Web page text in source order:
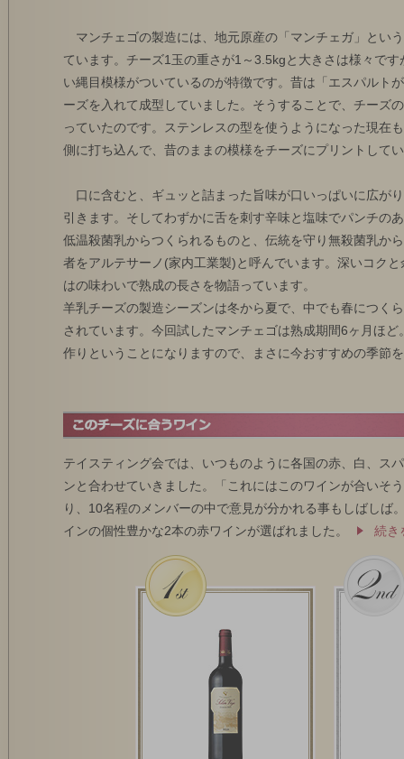
マンチェゴの製造には、地元原産の「マンチェガ」とい
ています。チーズ1玉の重さが1～3.5kgと大きさは様々で
い縄目模様がついているのが特徴です。昔は「エスパルト
ーズを入れて成型していました。そうすることで、チーズ
っていたのです。ステンレスの型を使うようになった現在
側に打ち込んで、昔のままの模様をチーズにプリントして
口に含むと、ギュッと詰まった旨味が口いっぱいに広が
引きます。そしてわずかに舌を刺す辛味と塩味でパンチの
低温殺菌乳からつくられるものと、伝統を守り無殺菌乳か
者をアルテサーノ(家内工業製)と呼んでいます。深いコク
はの味わいで熟成の長さを物語っています。
羊乳チーズの製造シーズンは冬から夏で、中でも春につく
されています。今回試したマンチェゴは熟成期間6ヶ月ほ
作りということになりますので、まさに今おすすめの季節
テイスティング会では、いつものように各国の赤、白、ス
ンと合わせていきました。「これにはこのワインが合いそ
り、10名程のメンバーの中で意見が分かれる事もしばしば
インの個性豊かな2本の赤ワインが選ばれました。
続き